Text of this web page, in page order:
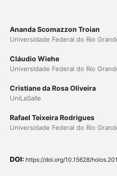
Ananda Scomazzon Troian
Universidade Federal do Rio
Cláudio Wiehe
Universidade Federal do Rio
Cristiane da Rosa Oliveira
UniLaSalle
Rafael Teixeira Rodrigues
Universidade Federal do Rio
DOI: https://doi.org/10.15628/